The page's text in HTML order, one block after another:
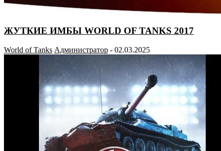
ЖУТКИЕ ИМБЫ WORLD OF TANKS 2017
World of Tanks Администратор - 02.03.2025